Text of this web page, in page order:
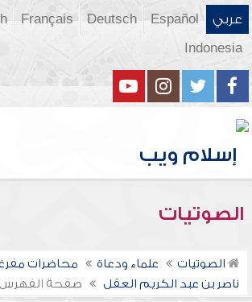
عربي Español
Deutsch
Français
Indonesia
الصوتيات
الصوتيات علماء ودعاة
محاضرات
ناصر بن عبد الكريم العقل
صفحة الفهرس